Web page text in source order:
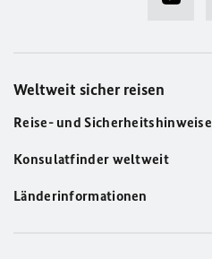
Weltweit sicher reisen
Reise- und Sicherheitshinweise
Konsulatfinder weltweit
Länderinformationen